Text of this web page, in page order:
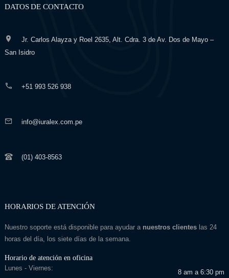
DATOS DE CONTACTO
Jr. Carlos Alayza y Roel 2635, Alt. Cdra. 3 de Av. Dos de Mayo –
San Isidro
+51 993 526 938
info@iuralex.com.pe
(01) 403-8563
HORARIOS DE ATENCIÓN
Nuestro soporte está disponible para ayudar a nuestros clienteslas 24
horas del día, los siete días de la semana.
Horario de atención en oficina
Lunes - Viernes:
8 am a 6:30 pm